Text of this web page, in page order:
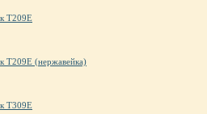
Т209Е
Т209Е (нержавейка)
Т309E